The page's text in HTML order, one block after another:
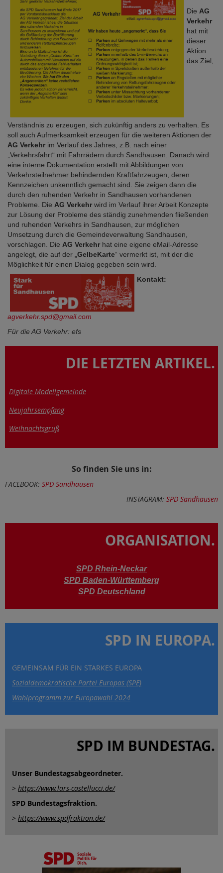
Die AG
Verkehr
hat mit
dieser
Aktion
das Ziel,
Verständnis zu erzeugen, sich zukünftig anders zu verhalten. Es
soll auch Aufmerksamkeit erzeugen für die weiteren Aktionen der
AG Verkehr im Verlauf des Jahres, z.B. nach einer
„Verkehrsfahrt“ mit Fahrrädern durch Sandhausen. Danach wird
eine interne Dokumentation erstellt mit Abbildungen von
Verkehrsteilnehmer behindernden Kraftfahrzeugen, deren
Kennzeichen unkenntlich gemacht sind. Sie zeigen dann die
durch den ruhenden Verkehr in Sandhausen vorhandenen
Probleme. Die AG Verkehr wird im Verlauf ihrer Arbeit Konzepte
zur Lösung der Probleme des ständig zunehmenden fließenden
und ruhenden Verkehrs in Sandhausen, zur möglichen
Umsetzung durch die Gemeindeverwaltung Sandhausen,
vorschlagen. Die AG Verkehr hat eine eigene eMail-Adresse
angelegt, die auf der „ GelbeKarte“ vermerkt ist, mit der die
Möglichkeit für einen Dialog gegeben sein wird.
Kontakt:
agverkehr.spd@gmail.com
Für die AG Verkehr: efs
DIE LETZTEN ARTIKEL.
Digitale Modellgemeinde
Neujahrsempfang
Weihnachtsgruß
So finden Sie uns in:
FACEBOOK: SPD Sandhausen
INSTAGRAM: SPD Sandhausen
ORGANISATION.
SPD Rhein-Neckar
SPD Baden-Württemberg
SPD Deutschland
SPD IN EUROPA.
GEMEINSAM FÜR EIN STARKES EUROPA
Sozialdemokratische Partei Europas (SPE)
Wahlprogramm zur Europawahl 2024
SPD IM BUNDESTAG.
Unser Bundestagsabgeordneter.
> https://www.lars-castellucci.de/
SPD Bundestagsfraktion.
> https://www.spdfraktion.de/